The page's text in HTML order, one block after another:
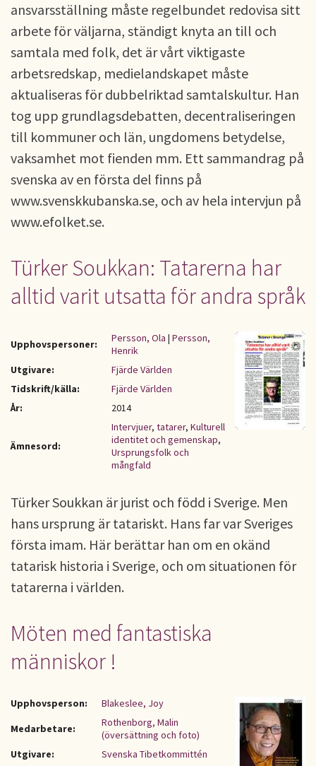
ansvarsställning måste regelbundet redovisa sitt
arbete för väljarna, ständigt knyta an till och
samtala med folk, det är vårt viktigaste
arbetsredskap, medielandskapet måste
aktualiseras för dubbelriktad samtalskultur. Han
tog upp grundlagsdebatten, decentraliseringen
till kommuner och län, ungdomens betydelse,
vaksamhet mot fienden mm. Ett sammandrag på
svenska av en första del finns på
www.svenskkubanska.se, och av hela intervjun på
www.efolket.se.
Türker Soukkan: Tatarerna har
alltid varit utsatta för andra språk
Upphovspersoner: Persson, Ola | Persson,
Henrik
Utgivare:
Fjärde Världen
Tidskrift/källa:
Fjärde Världen
År:
2014
Ämnesord:
Intervjuer, tatarer, Kulturell
identitet och gemenskap,
Ursprungsfolk och
mångfald
Türker Soukkan är jurist och född i Sverige. Men
hans ursprung är tatariskt. Hans far var Sveriges
första imam. Här berättar han om en okänd
tatarisk historia i Sverige, och om situationen för
tatarerna i världen.
Möten med fantastiska
människor !
Upphovsperson:
Blakeslee, Joy
Medarbetare:
Rothenborg, Malin
(översättning och foto)
Utgivare:
Svenska Tibetkommittén